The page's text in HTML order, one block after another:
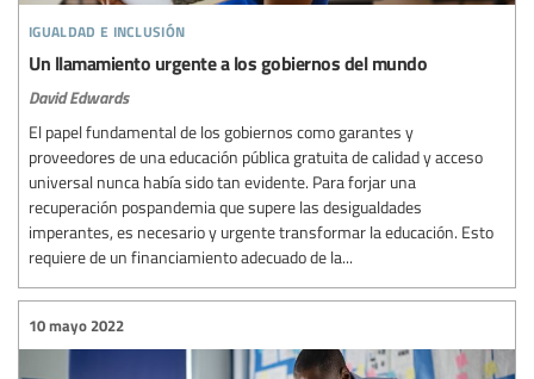
igualdad e inclusión
Un llamamiento urgente a los gobiernos del mundo
David Edwards
El papel fundamental de los gobiernos como garantes y
proveedores de una educación pública gratuita de calidad y acceso
universal nunca había sido tan evidente. Para forjar una
recuperación pospandemia que supere las desigualdades
imperantes, es necesario y urgente transformar la educación. Esto
requiere de un financiamiento adecuado de la...
10 mayo 2022